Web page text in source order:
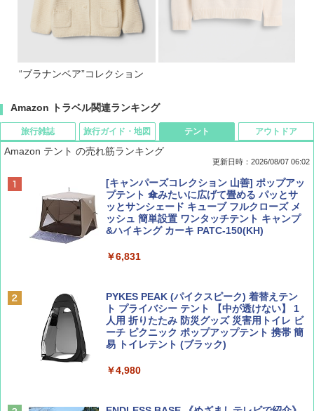
“ブラナンベア”コレクション
Amazon トラベル関連ランキング
旅行雑誌
ディズニーファン ２０２６年 ９月号 [雑
誌] (ＤＩＳＮＥＹ ＦＡＮ)
￥713
￥1,500
旅行ガイド・地図
D40 地球の歩き方 チェンマイ タイ北部の魅
力的な町 2026～2027 地球の歩き方D アジア
￥2,079
￥2,479
テント
Amazon テント の売れ筋ランキング
更新日時：2026/08/07 06:02
[キャンパーズコレクション 山善] ポップアッ
プテント 傘みたいに広げて畳める パッとサ
ッとサンシェード キューブ フルクローズ メ
ッシュ 簡単設置 ワンタッチテント キャンプ
&ハイキング カーキ PATC-150(KH)
￥6,831
PYKES PEAK (パイクスピーク) 着替えテン
ト プライバシー テント 【中が透けない】 1
人用 折りたたみ 防災グッズ 災害用トイレ ビ
ーチ ピクニック ポップアップテント 携帯 簡
易 トイレテント (ブラック)
￥4,980
アウトドア